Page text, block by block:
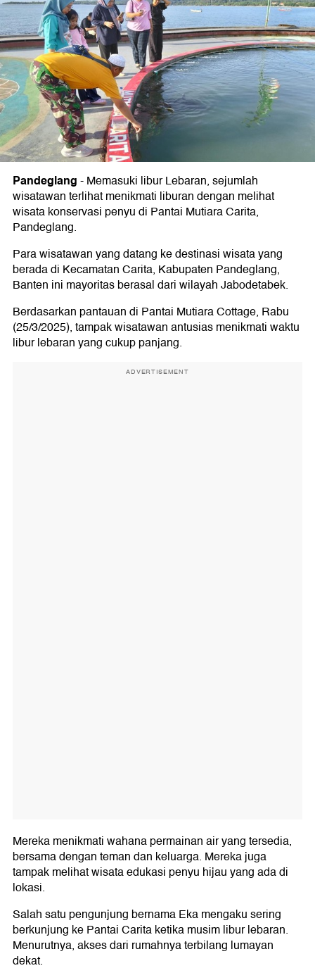
Pandeglang-Memasuki libur Lebaran, sejumlah
wisatawan terlihat menikmati liburan dengan melihat
wisata konservasi penyu di Pantai Mutiara Carita,
Pandeglang.
Para wisatawan yang datang ke destinasi wisata yang
berada di Kecamatan Carita, Kabupaten Pandeglang,
Banten ini mayoritas berasal dari wilayah Jabodetabek.
Berdasarkan pantauan di Pantai Mutiara Cottage, Rabu
(25/3/2025), tampak wisatawan antusias menikmati waktu
libur lebaran yang cukup panjang.
ADVERTISEMENT
Mereka menikmati wahana permainan air yang tersedia,
bersama dengan teman dan keluarga. Mereka juga
tampak melihat wisata edukasi penyu hijau yang ada di
lokasi.
Salah satu pengunjung bernama Eka mengaku sering
berkunjung ke Pantai Carita ketika musim libur lebaran.
Menurutnya, akses dari rumahnya terbilang lumayan
dekat.